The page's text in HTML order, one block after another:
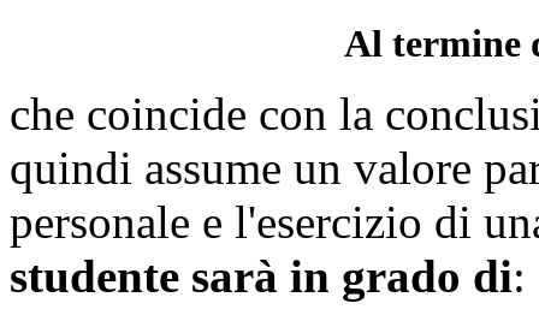
Al termine
che coincide con la
quindi assume un valore
personale e l'esercizio di
studente sarà in grado di: